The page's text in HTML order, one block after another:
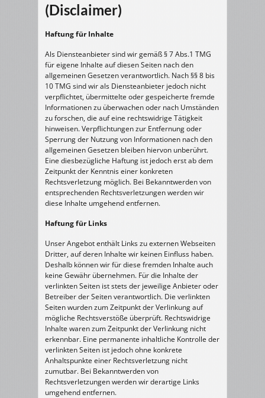
(Disclaimer)
Haftung für Inhalte
Als Diensteanbieter sind wir gemäß § 7 Abs.1 TMG
für eigene Inhalte auf diesen Seiten nach den
allgemeinen Gesetzen verantwortlich. Nach §§ 8 bis
10 TMG sind wir als Diensteanbieter jedoch nicht
verpflichtet, übermittelte oder gespeicherte fremde
Informationen zu überwachen oder nach Umständen
zu forschen, die auf eine rechtswidrige Tätigkeit
hinweisen. Verpflichtungen zur Entfernung oder
Sperrung der Nutzung von Informationen nach den
allgemeinen Gesetzen bleiben hiervon unberührt.
Eine diesbezügliche Haftung ist jedoch erst ab dem
Zeitpunkt der Kenntnis einer konkreten
Rechtsverletzung möglich. Bei Bekanntwerden von
entsprechenden Rechtsverletzungen werden wir
diese Inhalte umgehend entfernen.
Haftung für Links
Unser Angebot enthält Links zu externen Webseiten
Dritter, auf deren Inhalte wir keinen Einfluss haben.
Deshalb können wir für diese fremden Inhalte auch
keine Gewähr übernehmen. Für die Inhalte der
verlinkten Seiten ist stets der jeweilige Anbieter oder
Betreiber der Seiten verantwortlich. Die verlinkten
Seiten wurden zum Zeitpunkt der Verlinkung auf
mögliche Rechtsverstöße überprüft. Rechtswidrige
Inhalte waren zum Zeitpunkt der Verlinkung nicht
erkennbar. Eine permanente inhaltliche Kontrolle der
verlinkten Seiten ist jedoch ohne konkrete
Anhaltspunkte einer Rechtsverletzung nicht
zumutbar. Bei Bekanntwerden von
Rechtsverletzungen werden wir derartige Links
umgehend entfernen.